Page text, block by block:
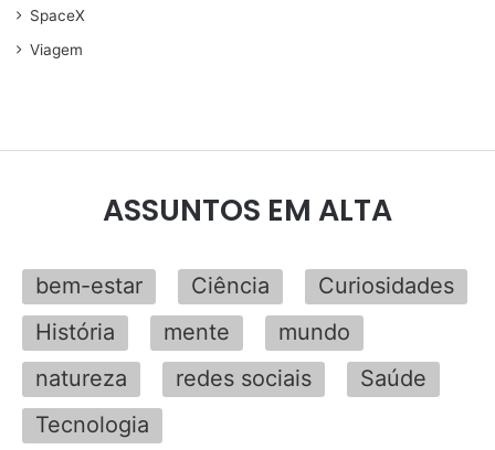
SpaceX
Viagem
ASSUNTOS EM ALTA
bem-estar Ciência
Curiosidades
História
mente
mundo
natureza
redes sociais
Saúde
Tecnologia